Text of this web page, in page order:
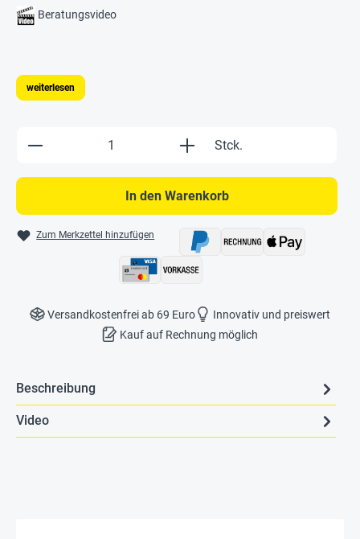
Beratungsvideo
weiterlesen
Produkt Anzahl: Gib den gewünschten
Stck.
In den Warenkorb
Zum Merkzettel hinzufügen
Versandkostenfrei ab 69 Euro
Innovativ und preiswert
Kauf auf Rechnung möglich
Beschreibung
Video